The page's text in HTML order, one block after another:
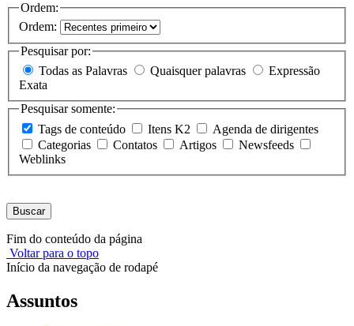
Ordem:
Ordem:
Pesquisar por:
Todas as Palavras
Quaisquer palavras
Exata
Pesquisar somente:
Tags de conteúdo
Itens K2
Agenda de dirigentes
Categorias
Contatos Artigos
Newsfeeds
Weblinks
Buscar
Fim do conteúdo da página
Voltar para o topo
Início da navegação de rodapé
Assuntos